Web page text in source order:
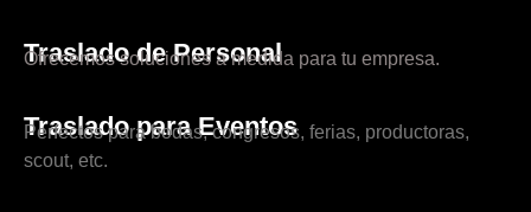
Traslado de Personal
Ofrecemos soluciones a medida para tu empresa.
Traslado para Eventos
Perfectos para bodas, congresos, ferias, productoras,
scout, etc.